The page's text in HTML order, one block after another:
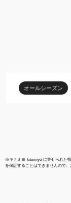
オールシーズン
※キテミヨ-kitemiyo-に寄せられた
を保証することはできませんので